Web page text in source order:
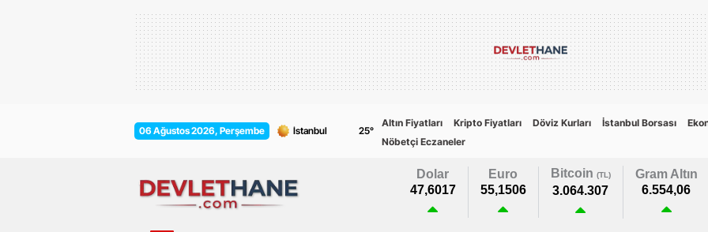
06 Ağustos 2026, Perşembe 25°
Altın Fiyatları Kripto Fiyatları Döviz Kurları İstanbul Borsası
Nöbetçi Eczaneler
Dolar
47,6017
Euro
55,1506
Bitcoin (TL)
3.064.307
Gram Altın
6.554,06